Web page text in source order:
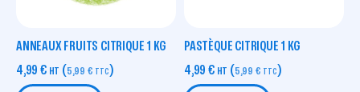
ANNEAUX FRUITS CITRIQUE 1 KG
4,99 € HT (5,99 € TTC)
PASTÈQUE CITRIQUE 1 KG
4,99 € HT (5,99 € TTC)